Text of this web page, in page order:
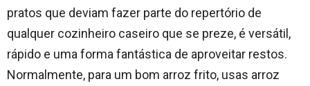
pratos que deviam fazer parte do repertório de
qualquer cozinheiro caseiro que se preze, é versátil,
rápido e uma forma fantástica de aproveitar restos.
Normalmente, para um bom arroz frito, usas arroz